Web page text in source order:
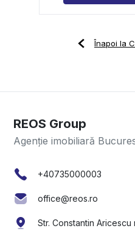
Înapoi la
REOS Group
Agenție imobiliară
+40735000003
office@reos.ro
Str. Constantin Aricescu